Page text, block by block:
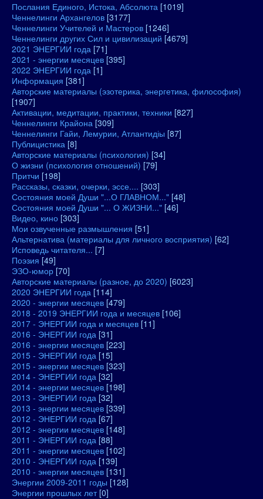
Послания Единого, Истока, Абсолюта [1019]
Ченнелинги Архангелов [3177]
Ченнелинги Учителей и Мастеров [1246]
Ченнелинги других Сил и цивилизаций [4679]
2021 ЭНЕРГИИ года [71]
2021 - энергии месяцев [395]
2022 ЭНЕРГИИ года [1]
Информация [381]
Авторские материалы (эзотерика, энергетика, философия)
[1907]
Активации, медитации, практики, техники [827]
Ченнелинги Крайона [309]
Ченнелинги Гайи, Лемурии, Атлантидіы [87]
Публицистика [8]
Авторские материалы (психология) [34]
О жизни (психология отношений) [79]
Притчи [198]
Рассказы, сказки, очерки, эссе.... [303]
Состояния моей Души "...О ГЛАВНОМ..." [48]
Состояния моей Души "... О ЖИЗНИ..." [46]
Видео, кино [303]
Мои озвученные размышления [51]
Альтернатива (материалы для личного восприятия) [62]
Исповедь читателя... [7]
Поэзия [49]
ЭЗО-юмор [70]
Авторские материалы (разное, до 2020) [6023]
2020 ЭНЕРГИИ года [114]
2020 - энергии месяцев [479]
2018 - 2019 ЭНЕРГИИ года и месяцев [106]
2017 - ЭНЕРГИИ года и месяцев [11]
2016 - ЭНЕРГИИ года [31]
2016 - энергии месяцев [223]
2015 - ЭНЕРГИИ года [15]
2015 - энергии месяцев [323]
2014 - ЭНЕРГИИ года [32]
2014 - энергии месяцев [198]
2013 - ЭНЕРГИИ года [32]
2013 - энергии месяцев [339]
2012 - ЭНЕРГИИ года [67]
2012 - энергии месяцев [148]
2011 - ЭНЕРГИИ года [88]
2011 - энергии месяцев [102]
2010 - ЭНЕРГИИ года [139]
2010 - энергии месяцев [131]
Энергии 2009-2011 годы [128]
Энергии прошлых лет [0]